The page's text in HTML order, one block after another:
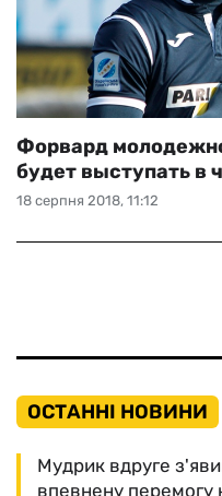
18 серпня 2018, 11:12
Форвард
будет выступать в
ОСТАННІ НОВИНИ
Мудрик вдруге
впевнену перемогу